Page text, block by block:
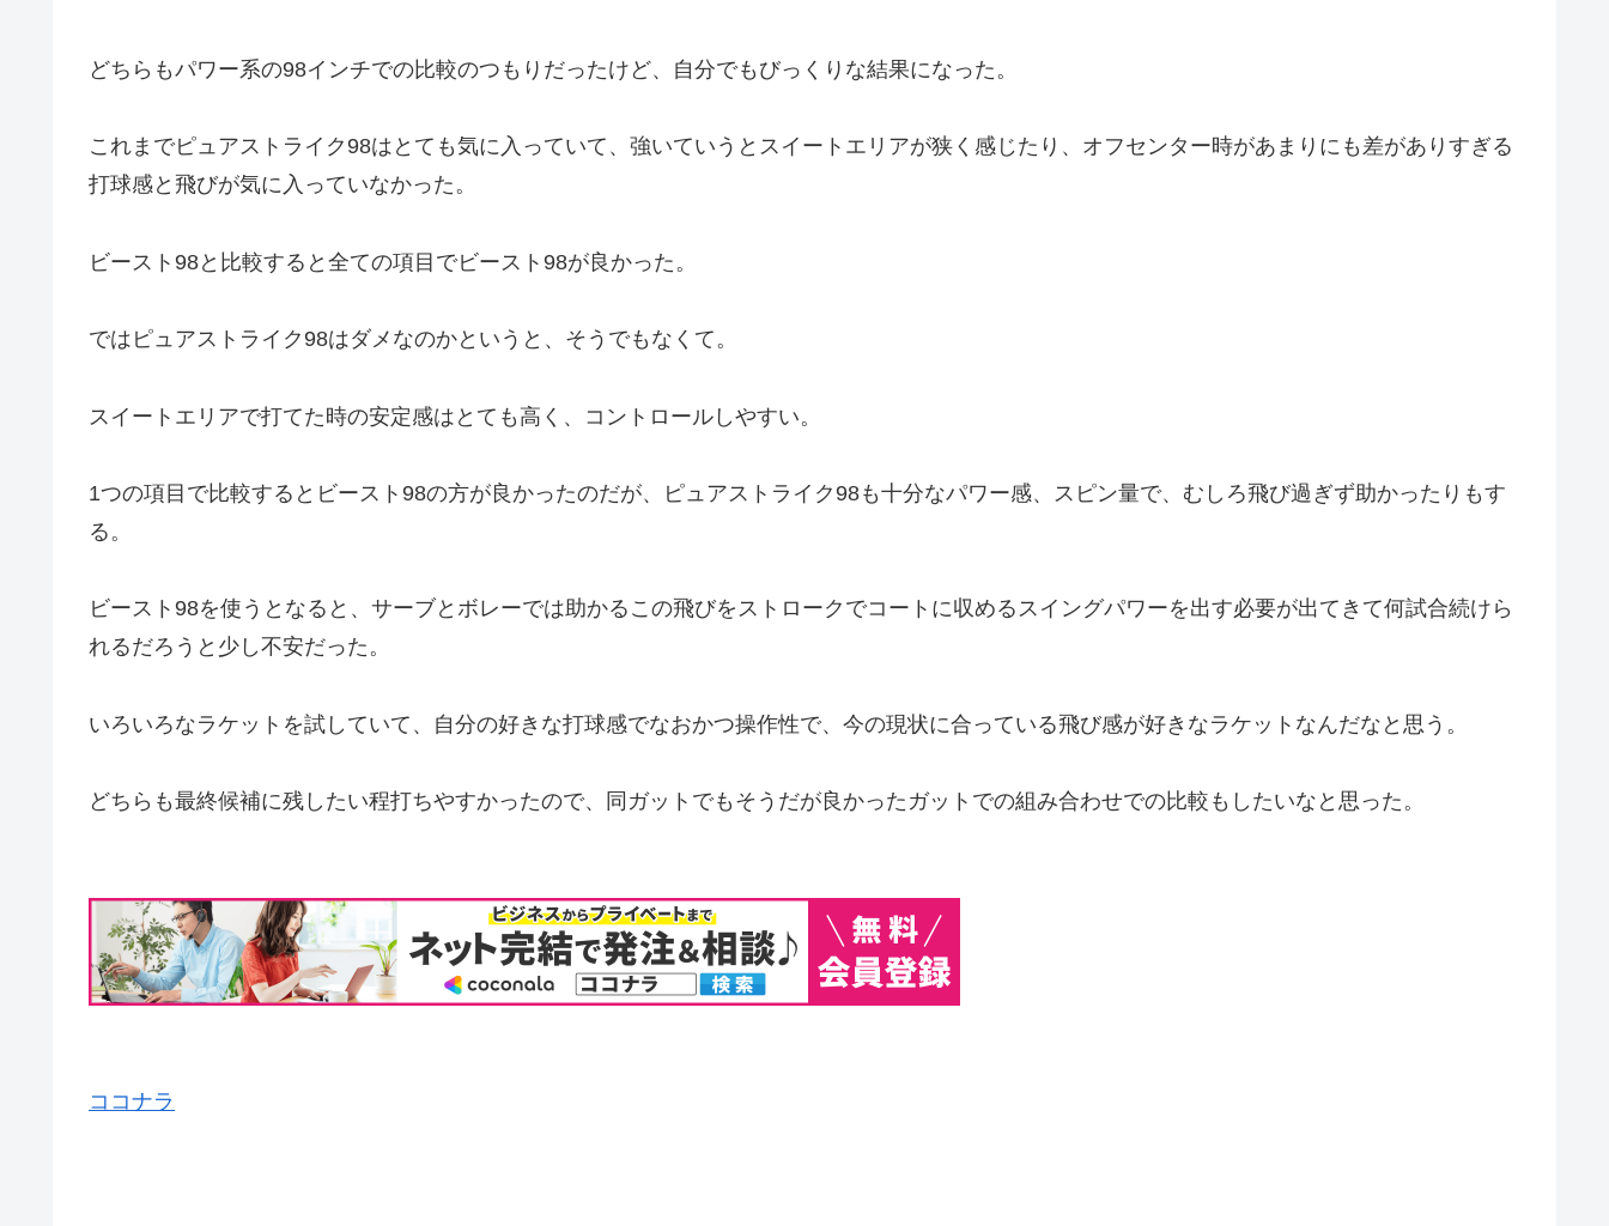
どちらもパワー系の98インチでの比較のつもりだったけど、自分でもびっくりな結果になった。
これまでピュアストライク98はとても気に入っていて、強いていうとスイートエリアが狭く感じたり、オフセンター時があまりにも差がありすぎる
打球感と飛びが気に入っていなかった。
ビースト98と比較すると全ての項目でビースト98が良かった。
ではピュアストライク98はダメなのかというと、そうでもなくて。
スイートエリアで打てた時の安定感はとても高く、コントロールしやすい。
1つの項目で比較するとビースト98の方が良かったのだが、ピュアストライク98も十分なパワー感、スピン量で、むしろ飛び過ぎず助かったりもす
る。
ビースト98を使うとなると、サーブとボレーでは助かるこの飛びをストロークでコートに収めるスイングパワーを出す必要が出てきて何試合続けら
れるだろうと少し不安だった。
いろいろなラケットを試していて、自分の好きな打球感でなおかつ操作性で、今の現状に合っている飛び感が好きなラケットなんだなと思う。
どちらも最終候補に残したい程打ちやすかったので、同ガットでもそうだが良かったガットでの組み合わせでの比較もしたいなと思った。
ココナラ